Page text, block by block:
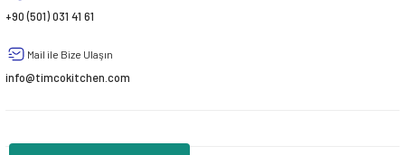
+90 (501) 031 41 61
Mail ile Bize Ulaşın
info@timcokitchen.com